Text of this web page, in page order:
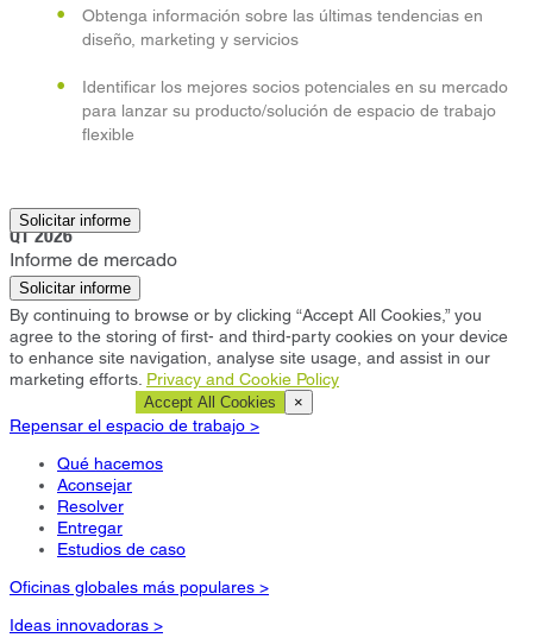
Obtenga información sobre las últimas tendencias en
diseño, marketing y servicios
Identificar los mejores socios potenciales en su mercado
para lanzar su producto/solución de espacio de trabajo
flexible
Solicitar informe
Sandton
Q1 2026
Informe de mercado
Solicitar informe
By continuing to browse or by clicking “Accept All Cookies,” you
agree to the storing of first- and third-party cookies on your device
to enhance site navigation, analyse site usage, and assist in our
marketing efforts. Privacy and Cookie Policy
Accept All Cookies ×
Repensar el espacio de trabajo >
Qué hacemos
Aconsejar
Resolver
Entregar
Estudios de caso
Oficinas globales más populares >
Ideas innovadoras >